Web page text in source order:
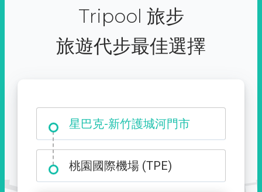
Tripool 旅步
旅遊代步最佳選擇
大霸尖山登山口
桃園國際機場 (TPE)